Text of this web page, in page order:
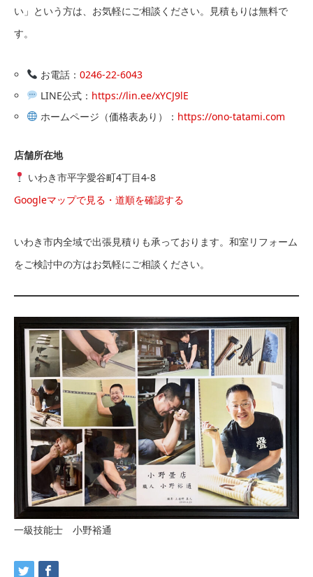
い」という方は、お気軽にご相談ください。見積もりは無料で
す。
お電話：0246-22-6043
LINE公式： https://lin.ee/xYCJ9lE
ホームページ（価格表あり）： https://ono-tatami.com
店舗所在地
いわき市平字愛谷町4丁目4-8
Googleマップで見る・道順を確認する
いわき市内全域で出張見積りも承っております。和室リフォーム
をご検討中の方はお気軽にご相談ください。
一級技能士 小野裕通